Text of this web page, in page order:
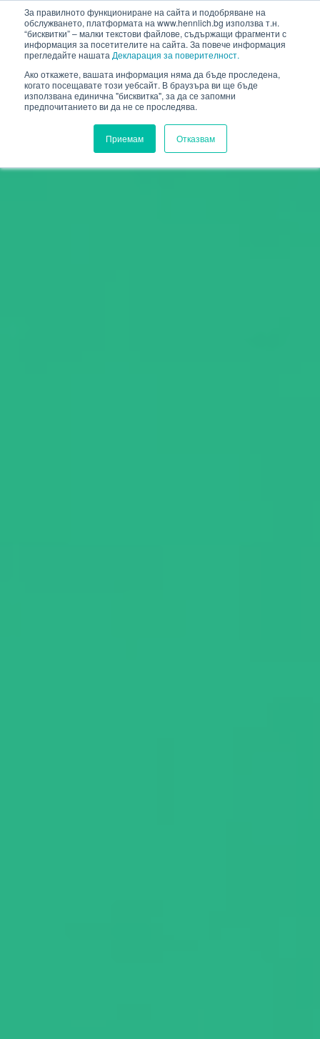
За правилното функциониране на сайта и подобряване на
обслужването, платформата на www.hennlich.bg използва т.н.
“бисквитки” – малки текстови файлове, съдържащи фрагменти с
информация за посетителите на сайта. За повече информация
прегледайте нашата Декларация за поверителност.
Ако откажете, вашата информация няма да бъде проследена,
когато посещавате този уебсайт. В браузъра ви ще бъде
използвана единична "бисквитка", за да се запомни
предпочитанието ви да не се проследява.
Приемам Отказвам
HENNLICH